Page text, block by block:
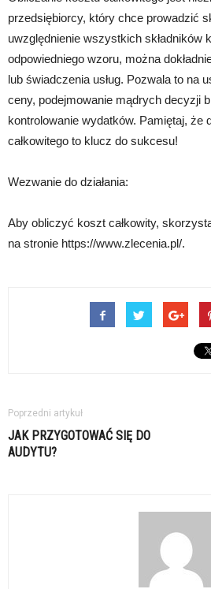
przedsiębiorcy, który chce prowadzić
uwzględnienie wszystkich składników
odpowiedniego wzoru, można
lub świadczenia usług. Pozwala to na
ceny, podejmowanie mądrych decyzji
kontrolowanie wydatków. Pamiętaj, że
całkowitego to klucz do sukcesu!
Wezwanie do działania:
Aby obliczyć koszt całkowity,
na stronie https://www.zlecenia.pl/.
Poprzedni artykuł
JAK PRZYGOTOWAĆ SIĘ DO
AUDYTU?